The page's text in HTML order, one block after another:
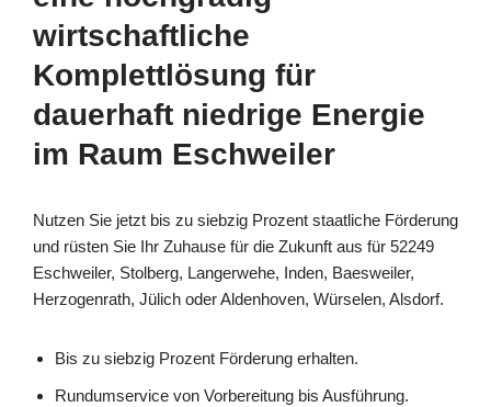
wirtschaftliche
Komplettlösung für
dauerhaft niedrige Energie
im Raum Eschweiler
Nutzen Sie jetzt bis zu siebzig Prozent staatliche Förderung
und rüsten Sie Ihr Zuhause für die Zukunft aus für 52249
Eschweiler, Stolberg, Langerwehe, Inden, Baesweiler,
Herzogenrath, Jülich oder Aldenhoven, Würselen, Alsdorf.
Bis zu siebzig Prozent Förderung erhalten.
Rundumservice von Vorbereitung bis Ausführung.